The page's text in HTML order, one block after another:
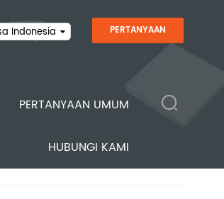
PERTANYAAN
Indonesia
PERTANYAAN UMUM
HUBUNGI KAMI